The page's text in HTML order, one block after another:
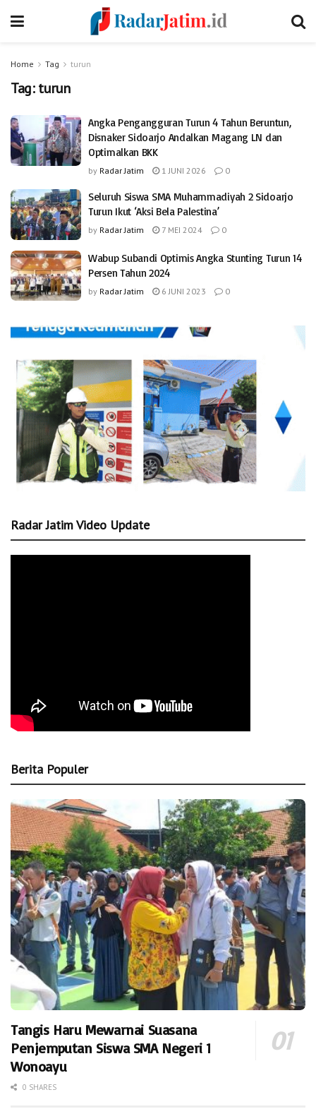
Home Tag turun
Tag:turun
Angka Pengangguran Turun 4 Tahun Beruntun,
Disnaker Sidoarjo Andalkan Magang LN dan
Optimalkan BKK
by Radar Jatim 1 JUNI 2026 0
Seluruh Siswa SMA Muhammadiyah 2 Sidoarjo
Turun Ikut ‘Aksi Bela Palestina’
by Radar Jatim 7 MEI 2024 0
Wabup Subandi Optimis Angka Stunting Turun 14
Persen Tahun 2024
by Radar Jatim 6 JUNI 2023 0
Radar Jatim Video Update
Berita Populer
Tangis Haru Mewarnai Suasana
Penjemputan Siswa SMA Negeri 1
Wonoayu
0 SHARES